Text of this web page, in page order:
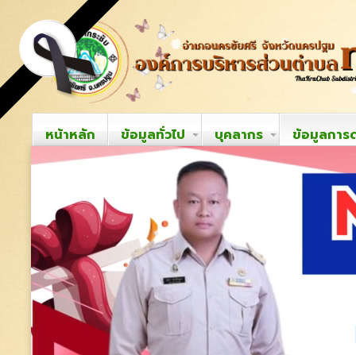
หน้าหลัก ข้อมูลทั่วไป บุคลากร ข้อมูลการ